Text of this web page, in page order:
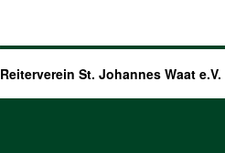
Reiterverein St. Johannes Waat e.V.